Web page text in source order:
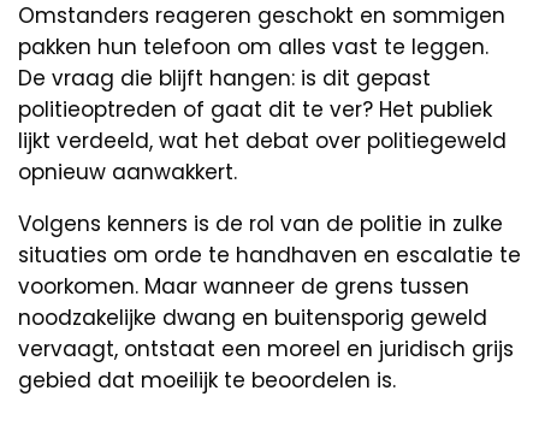
Omstanders reageren geschokt en sommigen
pakken hun telefoon om alles vast te leggen.
De vraag die blijft hangen: is dit gepast
politieoptreden of gaat dit te ver? Het publiek
lijkt verdeeld, wat het debat over politiegeweld
opnieuw aanwakkert.
Volgens kenners is de rol van de politie in zulke
situaties om orde te handhaven en escalatie te
voorkomen. Maar wanneer de grens tussen
noodzakelijke dwang en buitensporig geweld
vervaagt, ontstaat een moreel en juridisch grijs
gebied dat moeilijk te beoordelen is.